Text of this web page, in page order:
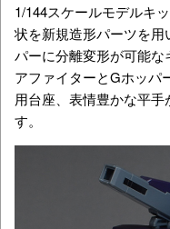
1/144スケールモデルキ
状を新規造形パーツを
パーに分離変形が可能
アファイターとGホッパ
用台座、表情豊かな平
す。